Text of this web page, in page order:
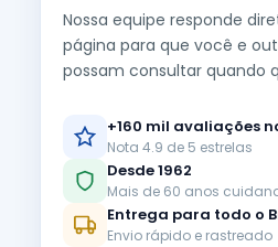
Nossa equipe responde
página para que você e
possam consultar quando
+160 mil avaliações
Nota 4.9 de 5 estrelas
Desde 1962
Mais de 60 anos
Entrega para todo o
Envio rápido e rastreado